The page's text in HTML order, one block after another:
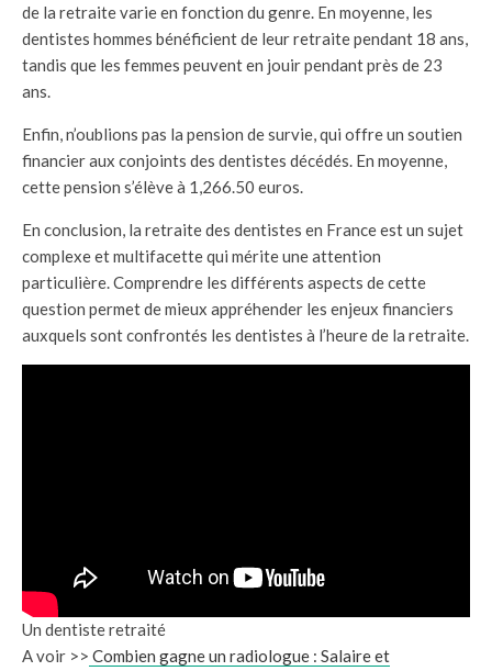
de la retraite varie en fonction du genre. En moyenne, les
dentistes hommes bénéficient de leur retraite pendant 18 ans,
tandis que les femmes peuvent en jouir pendant près de 23
ans.
Enfin, n’oublions pas la pension de survie, qui offre un soutien
financier aux conjoints des dentistes décédés. En moyenne,
cette pension s’élève à 1,266.50 euros.
En conclusion, la retraite des dentistes en France est un sujet
complexe et multifacette qui mérite une attention
particulière. Comprendre les différents aspects de cette
question permet de mieux appréhender les enjeux financiers
auxquels sont confrontés les dentistes à l’heure de la retraite.
Un dentiste retraité
A voir >> Combien gagne un radiologue : Salaire et